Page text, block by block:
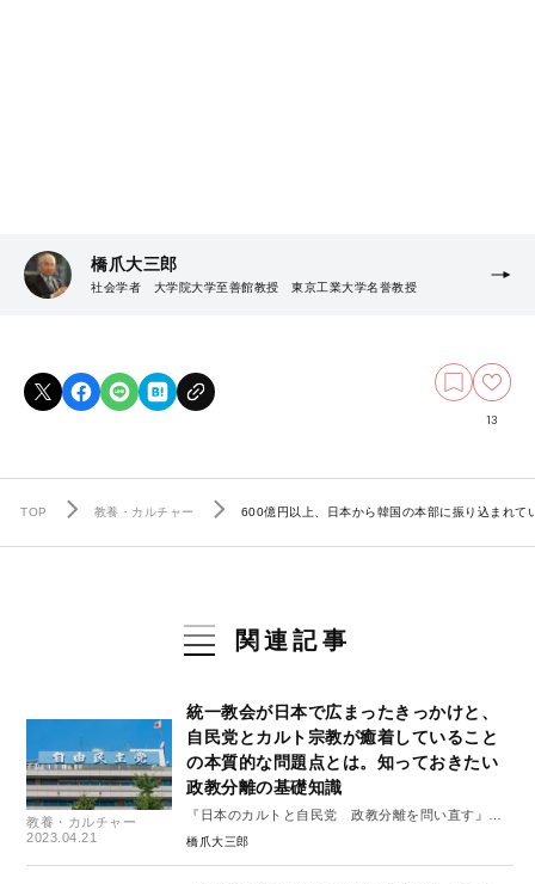
橋爪大三郎
社会学者 大学院大学至善館教授 東京工業大学名誉教授
13
TOP 教養・カルチャー 600億円以上、日本から韓国の本部に振り込まれ
関連記事
教養・カルチャー
2023.04.21
統一教会が日本で広まったきっかけと、
自民党とカルト宗教が癒着していること
の本質的な問題点とは。知っておきたい
政教分離の基礎知識
『日本のカルトと自民党 政教分離を問い直す』よ
り
橋爪大三郎